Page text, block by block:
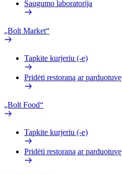
Saugumo laboratorija
„Bolt Market“
Tapkite kurjeriu (-e)
Pridėti restoraną ar parduotuvę
„Bolt Food“
Tapkite kurjeriu (-e)
Pridėti restoraną ar parduotuvę